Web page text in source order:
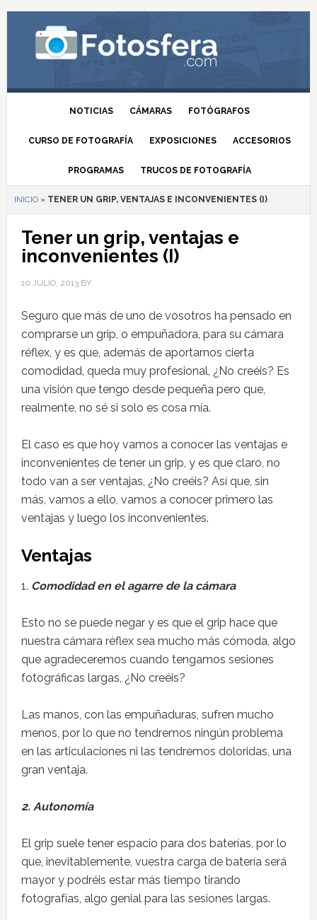
NOTICIAS CÁMARAS FOTÓGRAFOS
CURSO DE FOTOGRAFÍA EXPOSICIONES ACCESORIOS
PROGRAMAS TRUCOS DE FOTOGRAFÍA
INICIO» TENER UN GRIP, VENTAJAS E INCONVENIENTES (I)
Tener un grip, ventajas e
inconvenientes (I)
10 JULIO, 2013BY
Seguro que más de uno de vosotros ha pensado en
comprarse un grip, o empuñadora, para su cámara
réflex, y es que, además de aportarnos cierta
comodidad, queda muy profesional, ¿No creéis? Es
una visión que tengo desde pequeña pero que,
realmente, no sé si solo es cosa mía.
El caso es que hoy vamos a conocer las ventajas e
inconvenientes de tener un grip, y es que claro, no
todo van a ser ventajas, ¿No creéis? Así que, sin
más, vamos a ello, vamos a conocer primero las
ventajas y luego los inconvenientes.
Ventajas
1. Comodidad en el agarre de la cámara
Esto no se puede negar y es que el grip hace que
nuestra cámara réflex sea mucho más cómoda, algo
que agradeceremos cuando tengamos sesiones
fotográficas largas, ¿No creéis?
Las manos, con las empuñaduras, sufren mucho
menos, por lo que no tendremos ningún problema
en las articulaciones ni las tendremos doloridas, una
gran ventaja.
2. Autonomía
El grip suele tener espacio para dos baterías, por lo
que, inevitablemente, vuestra carga de batería será
mayor y podréis estar más tiempo tirando
fotografías, algo genial para las sesiones largas.